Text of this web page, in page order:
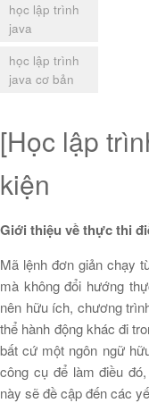
học lập trình
java
học lập trình
java cơ bản
[Học lập
kiện
Giới thiệu về thực thi
Mã lệnh đơn giản chạy
mà không đổi hướng
nên hữu ích, chương
thể hành động khác đi
bất cứ một ngôn ngữ
công cụ để làm điều
này sẽ đề cập đến các